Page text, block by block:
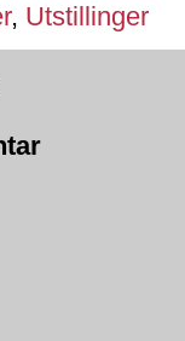
, Utstillinger